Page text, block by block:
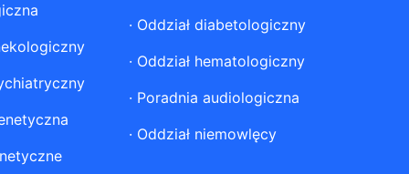
· Oddział diabetologiczny
· Oddział hematologiczny
· Poradnia audiologiczna
· Oddział niemowlęcy